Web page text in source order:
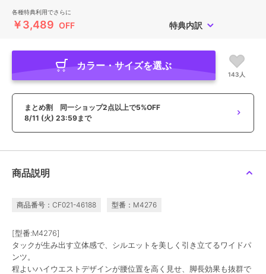
各種特典利用でさらに
￥3,489 OFF 特典内訳
カラー・サイズを選ぶ
143人
まとめ割 同一ショップ2点以上で5%OFF
8/11 (火) 23:59まで
商品説明
商品番号：CF021-46188 型番：M4276
[型番:M4276]
タックが生み出す立体感で、シルエットを美しく引き立てるワイドパ
ンツ。
程よいハイウエストデザインが腰位置を高く見せ、脚長効果も抜群で